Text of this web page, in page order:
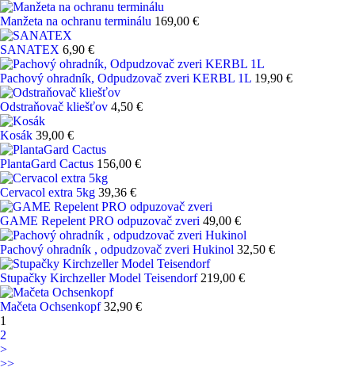
Manžeta na ochranu terminálu 169,00 €
SANATEX 6,90 €
Pachový ohradník, Odpudzovač zveri KERBL 1L 19,90 €
Odstraňovač kliešťov 4,50 €
Kosák 39,00 €
PlantaGard Cactus 156,00 €
Cervacol extra 5kg 39,36 €
GAME Repelent PRO odpuzovač zveri 49,00 €
Pachový ohradník , odpudzovač zveri Hukinol 32,50 €
Stupačky Kirchzeller Model Teisendorf 219,00 €
Mačeta Ochsenkopf 32,90 €
1
2
˃
˃˃